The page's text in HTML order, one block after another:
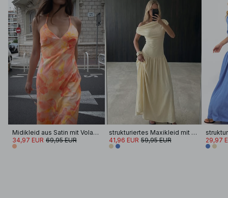
Midikleid aus Satin mit Volantsaum
34,97 EUR 69,95 EUR
strukturiertes Maxikleid mit überschnittener Taille
41,96 EUR 59,95 EUR 29,97